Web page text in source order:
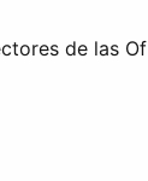
de las